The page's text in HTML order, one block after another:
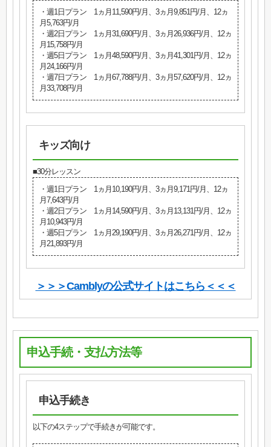
・週1日プラン 1ヵ月11,590円/月、3ヵ月9,851円/月、12ヵ
月5,763円/月
・週2日プラン 1ヵ月31,690円/月、3ヵ月26,936円/月、12ヵ
月15,758円/月
・週5日プラン 1ヵ月48,590円/月、3ヵ月41,301円/月、12ヵ
月24,166円/月
・週7日プラン 1ヵ月67,788円/月、3ヵ月57,620円/月、12ヵ
月33,708円/月
キッズ向け
■30分レッスン
・週1日プラン 1ヵ月10,190円/月、3ヵ月9,171円/月、12ヵ
月7,643円/月
・週2日プラン 1ヵ月14,590円/月、3ヵ月13,131円/月、12ヵ
月10,943円/月
・週5日プラン 1ヵ月29,190円/月、3ヵ月26,271円/月、12ヵ
月21,893円/月
＞＞＞Camblyの公式サイトはこちら＜＜＜
申込手続・支払方法等
申込手続き
以下の4ステップで手続きが可能です。